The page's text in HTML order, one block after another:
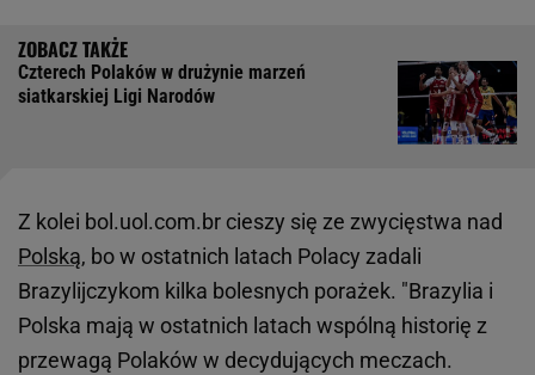
Czterech Polaków w drużynie marzeń
siatkarskiej Ligi Narodów
Z kolei bol.uol.com.br cieszy się ze zwycięstwa nad
Polską, bo w ostatnich latach Polacy zadali
Brazylijczykom kilka bolesnych porażek. "Brazylia i
Polska mają w ostatnich latach wspólną historię z
przewagą Polaków w decydujących meczach.